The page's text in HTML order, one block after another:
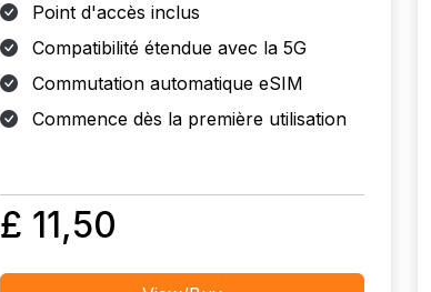
Point d'accès inclus
Compatibilité étendue avec la 5G
Commutation automatique eSIM
Commence dès la première utilisation
£ 11,50